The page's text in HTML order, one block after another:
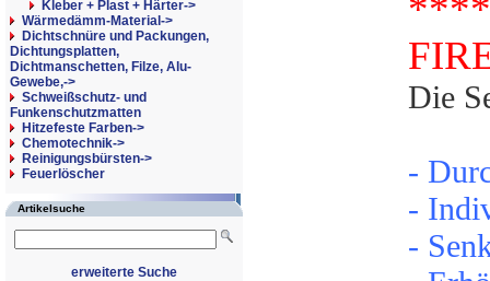
Kleber + Plast + Härter->
Wärmedämm-Material->
Dichtschnüre und Packungen,
Dichtungsplatten,
Dichtmanschetten, Filze, Alu-
Gewebe,->
Schweißschutz- und
Funkenschutzmatten
Hitzefeste Farben->
Chemotechnik->
Reinigungsbürsten->
Feuerlöscher
Artikelsuche
erweiterte Suche
Die
-
-
-